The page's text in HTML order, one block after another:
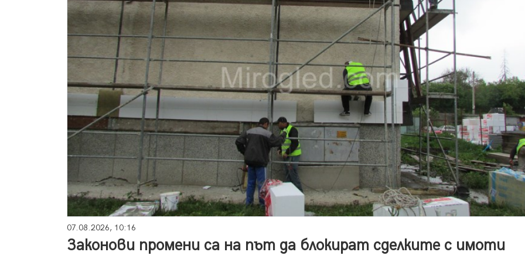
07.08.2026, 10:16
Законови промени са на път да блокират сделките с имоти